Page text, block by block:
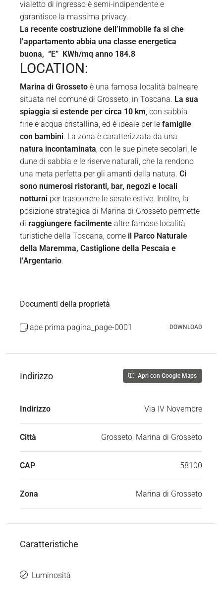
vialetto di ingresso è semi-indipendente e
garantisce la massima privacy.
La recente costruzione dell’immobile fa si che
l’appartamento abbia una classe energetica
buona, “E” KWh/mq anno 184.8
LOCATION:
Marina di Grosseto è una famosa località balneare
situata nel comune di Grosseto, in Toscana. La sua
spiaggia si estende per circa 10 km, con sabbia
fine e acqua cristallina, ed è ideale per le famiglie
con bambini. La zona è caratterizzata da una
natura incontaminata, con le sue pinete secolari, le
dune di sabbia e le riserve naturali, che la rendono
una meta perfetta per gli amanti della natura. Ci
sono numerosi ristoranti, bar, negozi e locali
notturni per trascorrere le serate estive. Inoltre, la
posizione strategica di Marina di Grosseto permette
di raggiungere facilmente altre famose località
turistiche della Toscana, come il Parco Naturale
della Maremma, Castiglione della Pescaia e
l’Argentario.
Documenti della proprietà
ape prima pagina_page-0001 DOWNLOAD
Indirizzo Apri con Google Maps
Indirizzo Via IV Novembre
Città Grosseto, Marina di Grosseto
CAP 58100
Zona Marina di Grosseto
Caratteristiche
Luminosità